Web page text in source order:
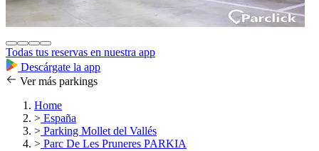
Todas tus reservas en nuestra app
Descárgate la app
Ver más parkings
Home
> España
> Parking Mollet del Vallés
> Parc De Les Pruneres PARKIA